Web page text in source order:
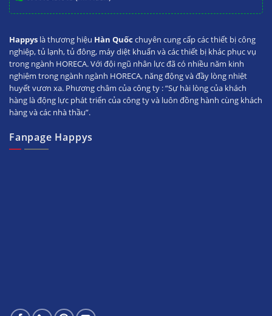
Happys là thương hiệu Hàn Quốc chuyên cung cấp các thiết bị công
nghiệp, tủ lạnh, tủ đông, máy diệt khuẩn và các thiết bị khác phục vụ
trong ngành HORECA. Với đội ngũ nhân lực đã có nhiều năm kinh
nghiệm trong ngành ngành HORECA, năng động và đầy lòng nhiệt
huyết vươn xa. Phương châm của công ty : “Sự hài lòng của khách
hàng là động lực phát triển của công ty và luôn đồng hành cùng khách
hàng và các nhà thầu”.
Fanpage Happys